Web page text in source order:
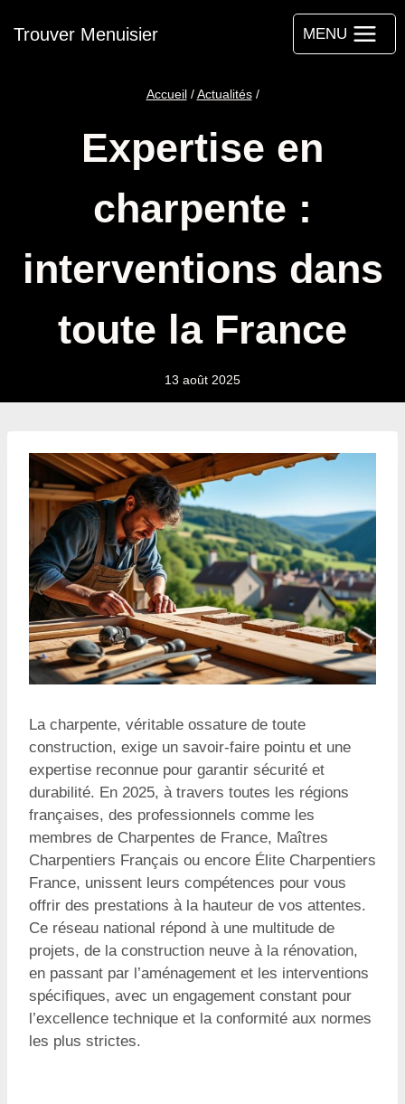
auTrouver Menuisier MENU
Accueil / Actualités /
Expertise en
charpente :
interventions dans
toute la France
13 août 2025
La charpente, véritable ossature de toute
construction, exige un savoir-faire pointu et une
expertise reconnue pour garantir sécurité et
durabilité. En 2025, à travers toutes les régions
françaises, des professionnels comme les
membres de Charpentes de France, Maîtres
Charpentiers Français ou encore Élite Charpentiers
France, unissent leurs compétences pour vous
offrir des prestations à la hauteur de vos attentes.
Ce réseau national répond à une multitude de
projets, de la construction neuve à la rénovation,
en passant par l’aménagement et les interventions
spécifiques, avec un engagement constant pour
l’excellence technique et la conformité aux normes
les plus strictes.